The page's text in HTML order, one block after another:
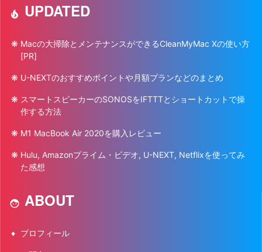
UPDATED
Macの大掃除とメンテナンスができるCleanMyMac Xの使い方
[PR]
U-NEXTのおすすめポイントや月額プランなどのまとめ
スマートスピーカーのSONOSをIFTTTとショートカットで操
作する方法
M1 MacBook Air 2020を購入レビュー
Hulu, Amazonプライム・ビデオ, U-NEXT, Netflixを使ってみ
た感想
ABOUT
プロフィール